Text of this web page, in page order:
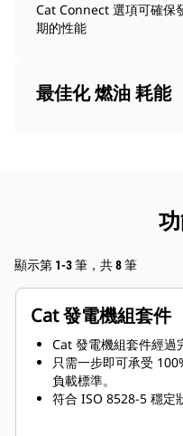
Cat Connect 選項可確保
期的性能
最佳化 燃油 耗能
顯示第 1-3 筆，共 8 筆
Cat 發電機組套件
Cat 發電機組套件經過
只需一步即可承受
負載標準。
符合 ISO 8528-5 穩定